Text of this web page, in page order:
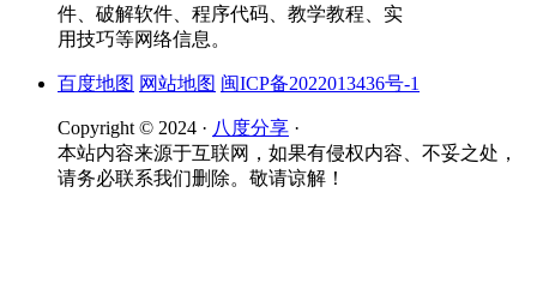
件、破解软件、程序代码、教学教程、实
用技巧等网络信息。
百度地图 网站地图 闽ICP备2022013436号-1
Copyright © 2024 · 八度分享 ·
本站内容来源于互联网，如果有侵权内容、不妥之处，
请务必联系我们删除。敬请谅解！